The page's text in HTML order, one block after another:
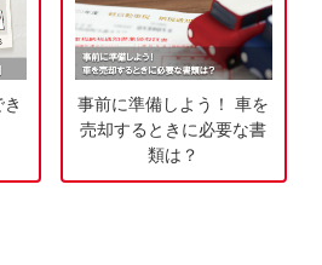
事前に準備しよう！ 車を
売却するときに必要な書
類は？